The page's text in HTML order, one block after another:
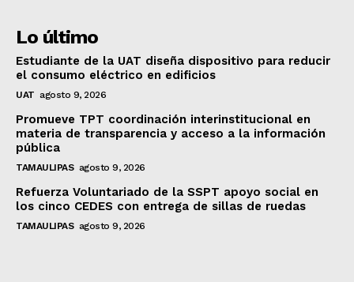
Lo último
Estudiante de la UAT diseña dispositivo para reducir
el consumo eléctrico en edificios
UAT agosto 9, 2026
Promueve TPT coordinación interinstitucional en
materia de transparencia y acceso a la información
pública
TAMAULIPAS agosto 9, 2026
Refuerza Voluntariado de la SSPT apoyo social en
los cinco CEDES con entrega de sillas de ruedas
TAMAULIPAS agosto 9, 2026